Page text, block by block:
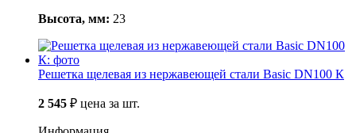
Высота, мм: 23
Решетка щелевая из нержавеющей стали Basic DN100 К
2 545 ₽ цена за шт.